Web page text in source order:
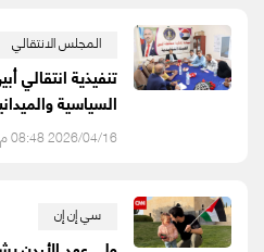
المجلس الانتقالي
تنفيذية انتقالي
السياسية
2026/04/16 08:48 م
سي إن إن